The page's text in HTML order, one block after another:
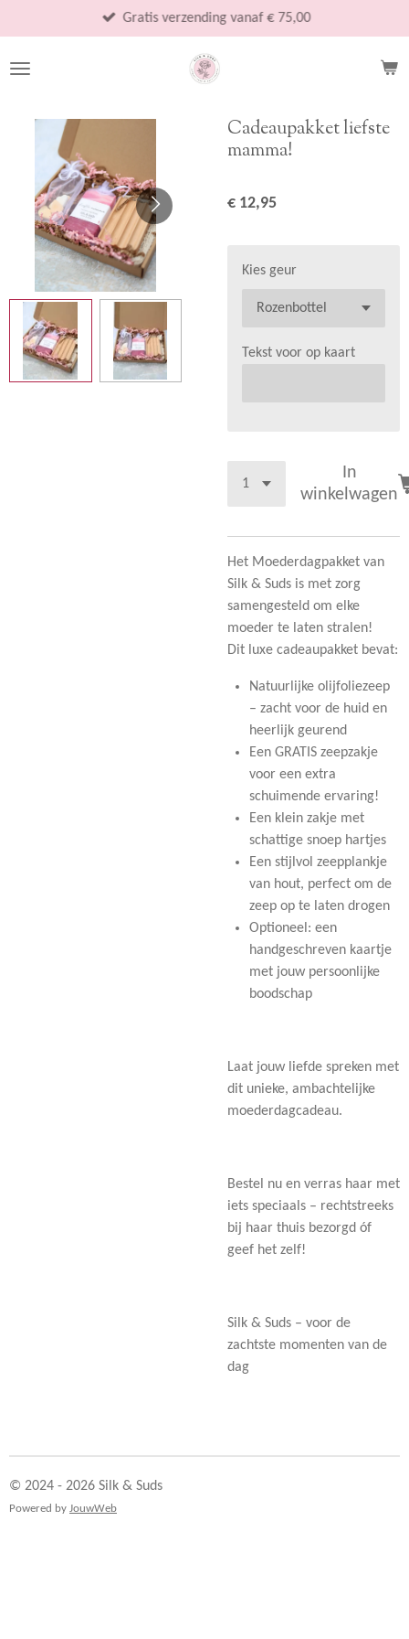
direct
naar
Gratis verzending vanaf € 75,00
Cadeaupakket liefste
mamma!
€ 12,95
Kies geur
Tekst voor op kaart
In
winkelwagen
Het Moederdagpakket van
Silk & Suds is met zorg
samengesteld om elke
moeder te laten stralen!
Dit luxe cadeaupakket bevat:
Natuurlijke olijfoliezeep
– zacht voor de huid en
heerlijk geurend
Een GRATIS zeepzakje
voor een extra
schuimende ervaring!
Een klein zakje met
schattige snoep hartjes
Een stijlvol zeepplankje
van hout, perfect om de
zeep op te laten drogen
Optioneel: een
handgeschreven kaartje
met jouw persoonlijke
boodschap
Laat jouw liefde spreken met
dit unieke, ambachtelijke
moederdagcadeau.
Bestel nu en verras haar met
iets speciaals – rechtstreeks
bij haar thuis bezorgd óf
geef het zelf!
Silk & Suds – voor de
zachtste momenten van de
dag
© 2024 - 2026 Silk & Suds
Powered by JouwWeb